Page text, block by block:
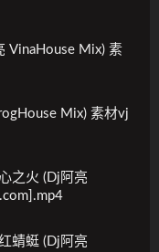
VinaHouse Mix) 素
Mix) 素材vj
之火 (Dj阿亮
蜻蜓 (Dj阿亮